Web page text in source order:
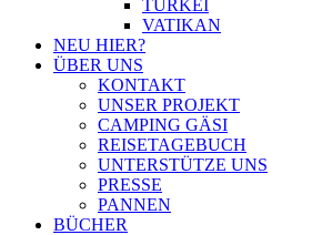
TÜRKEI
VATIKAN
NEU HIER?
ÜBER UNS
KONTAKT
UNSER PROJEKT
CAMPING GÄSI
REISETAGEBUCH
UNTERSTÜTZE UNS
PRESSE
PANNEN
BÜCHER